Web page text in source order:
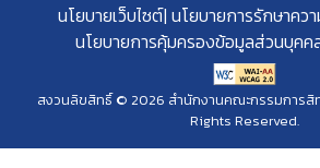
นโยบายเว็บไซต์ นโยบายการรักษาค
นโยบายการคุ้มครองข้อมูลส่วนบุคค
สงวนลิขสิทธิ์ © 2026 สำนักงานคณะกรรมการสิ
Rights Reserved.